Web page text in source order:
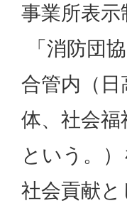
事業所表
「消防団
合管内（
体、社会
という。
社会貢献